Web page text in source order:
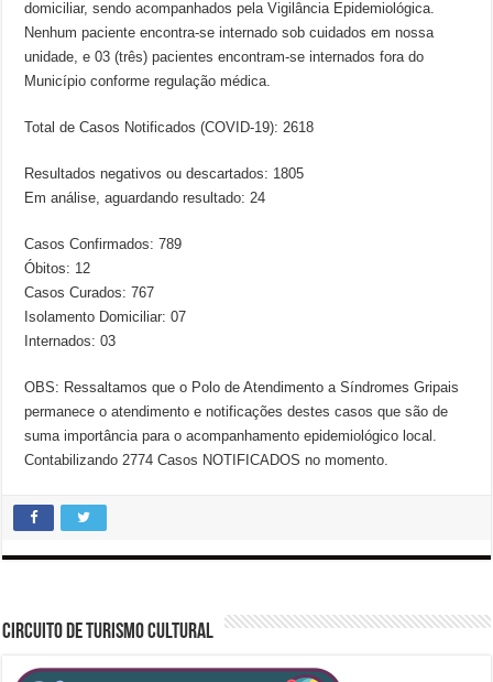
domiciliar, sendo acompanhados pela Vigilância Epidemiológica.
Nenhum paciente encontra-se internado sob cuidados em nossa
unidade, e 03 (três) pacientes encontram-se internados fora do
Município conforme regulação médica.
Total de Casos Notificados (COVID-19): 2618
Resultados negativos ou descartados: 1805
Em análise, aguardando resultado: 24
Casos Confirmados: 789
Óbitos: 12
Casos Curados: 767
Isolamento Domiciliar: 07
Internados: 03
OBS: Ressaltamos que o Polo de Atendimento a Síndromes Gripais
permanece o atendimento e notificações destes casos que são de
suma importância para o acompanhamento epidemiológico local.
Contabilizando 2774 Casos NOTIFICADOS no momento.
CIRCUITO DE TURISMO CULTURAL